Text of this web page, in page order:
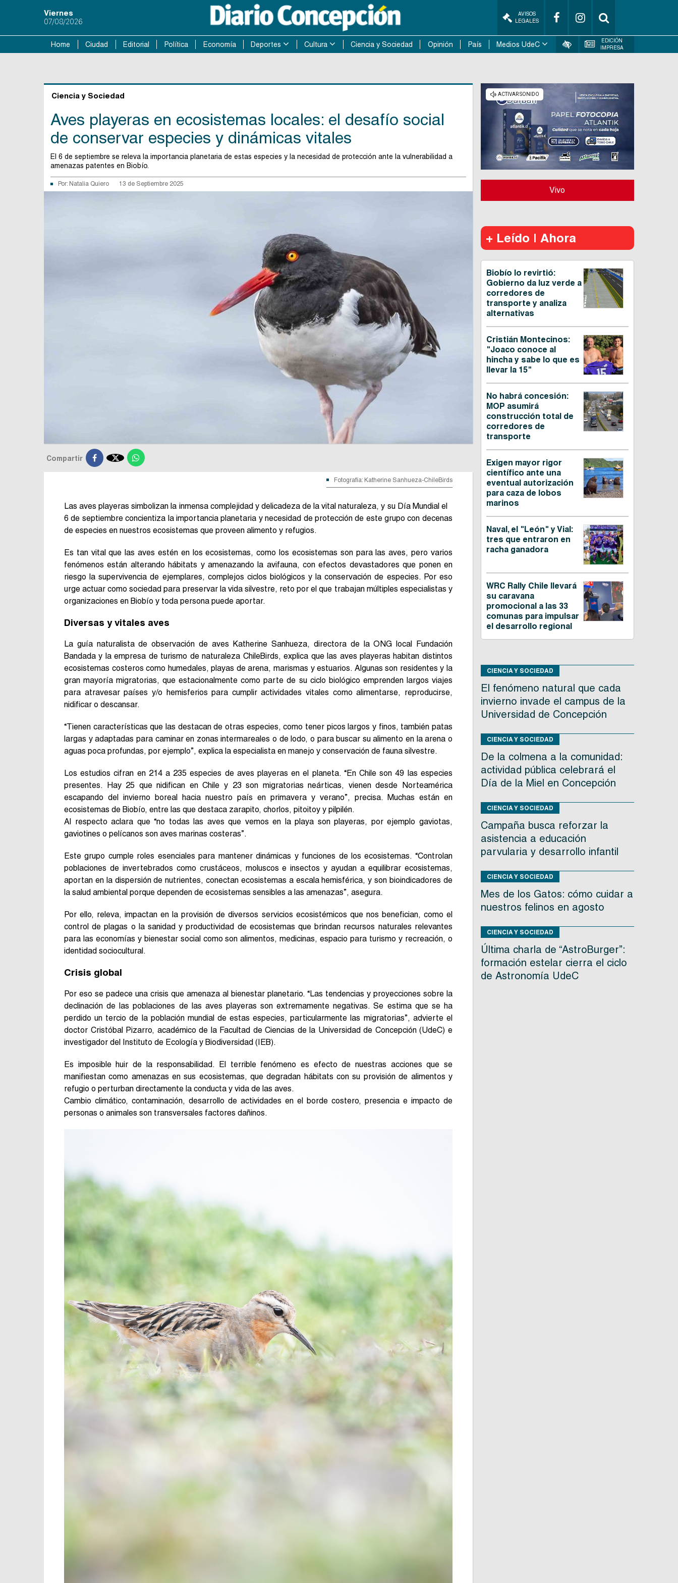
Viernes
07/08/2026
AVISOS
LEGALES
Home Ciudad Editorial Política Economía Deportes Cultura Ciencia y Sociedad Opinión País Medios UdeC
EDICIÓN
IMPRESA
Ciencia y Sociedad
Aves playeras en ecosistemas locales: el desafío social
de conservar especies y dinámicas vitales
El 6 de septiembre se releva la importancia planetaria de estas especies y la necesidad de protección ante la vulnerabilidad a
amenazas patentes en Biobío.
Por: Natalia Quiero 13 de Septiembre 2025
Compartir 
Fotografía: Katherine Sanhueza-ChileBirds
Las aves playeras simbolizan la inmensa complejidad y delicadeza de la vital naturaleza, y su Día Mundial el
6 de septiembre concientiza la importancia planetaria y necesidad de protección de este grupo con decenas
de especies en nuestros ecosistemas que proveen alimento y refugios.
Es tan vital que las aves estén en los ecosistemas, como los ecosistemas son para las aves, pero varios
fenómenos están alterando hábitats y amenazando la avifauna, con efectos devastadores que ponen en
riesgo la supervivencia de ejemplares, complejos ciclos biológicos y la conservación de especies. Por eso
urge actuar como sociedad para preservar la vida silvestre, reto por el que trabajan múltiples especialistas y
organizaciones en Biobío y toda persona puede aportar.
Diversas y vitales aves
La guía naturalista de observación de aves Katherine Sanhueza, directora de la ONG local Fundación
Bandada y la empresa de turismo de naturaleza ChileBirds, explica que las aves playeras habitan distintos
ecosistemas costeros como humedales, playas de arena, marismas y estuarios. Algunas son residentes y la
gran mayoría migratorias, que estacionalmente como parte de su ciclo biológico emprenden largos viajes
para atravesar países y/o hemisferios para cumplir actividades vitales como alimentarse, reproducirse,
nidificar o descansar.
“Tienen características que las destacan de otras especies, como tener picos largos y finos, también patas
largas y adaptadas para caminar en zonas intermareales o de lodo, o para buscar su alimento en la arena o
aguas poca profundas, por ejemplo”, explica la especialista en manejo y conservación de fauna silvestre.
Los estudios cifran en 214 a 235 especies de aves playeras en el planeta. “En Chile son 49 las especies
presentes. Hay 25 que nidifican en Chile y 23 son migratorias neárticas, vienen desde Norteamérica
escapando del invierno boreal hacia nuestro país en primavera y verano”, precisa. Muchas están en
ecosistemas de Biobío, entre las que destaca zarapito, chorlos, pitoitoy y pilpilén.
Al respecto aclara que “no todas las aves que vemos en la playa son playeras, por ejemplo gaviotas,
gaviotines o pelícanos son aves marinas costeras”.
Este grupo cumple roles esenciales para mantener dinámicas y funciones de los ecosistemas. “Controlan
poblaciones de invertebrados como crustáceos, moluscos e insectos y ayudan a equilibrar ecosistemas,
aportan en la dispersión de nutrientes, conectan ecosistemas a escala hemisférica, y son bioindicadores de
la salud ambiental porque dependen de ecosistemas sensibles a las amenazas”, asegura.
Por ello, releva, impactan en la provisión de diversos servicios ecosistémicos que nos benefician, como el
control de plagas o la sanidad y productividad de ecosistemas que brindan recursos naturales relevantes
para las economías y bienestar social como son alimentos, medicinas, espacio para turismo y recreación, o
identidad sociocultural.
Crisis global
Por eso se padece una crisis que amenaza al bienestar planetario. “Las tendencias y proyecciones sobre la
declinación de las poblaciones de las aves playeras son extremamente negativas. Se estima que se ha
perdido un tercio de la población mundial de estas especies, particularmente las migratorias”, advierte el
doctor Cristóbal Pizarro, académico de la Facultad de Ciencias de la Universidad de Concepción (UdeC) e
investigador del Instituto de Ecología y Biodiversidad (IEB).
Es imposible huir de la responsabilidad. El terrible fenómeno es efecto de nuestras acciones que se
manifiestan como amenazas en sus ecosistemas, que degradan hábitats con su provisión de alimentos y
refugio o perturban directamente la conducta y vida de las aves.
Cambio climático, contaminación, desarrollo de actividades en el borde costero, presencia e impacto de
personas o animales son transversales factores dañinos.
Vivo
+ Leído | Ahora
Biobío lo revirtió:
Gobierno da luz verde a
corredores de
transporte y analiza
alternativas
Cristián Montecinos:
"Joaco conoce al
hincha y sabe lo que es
llevar la 15"
No habrá concesión:
MOP asumirá
construcción total de
corredores de
transporte
Exigen mayor rigor
científico ante una
eventual autorización
para caza de lobos
marinos
Naval, el "León" y Vial:
tres que entraron en
racha ganadora
WRC Rally Chile llevará
su caravana
promocional a las 33
comunas para impulsar
el desarrollo regional
CIENCIA Y SOCIEDAD
El fenómeno natural que cada
invierno invade el campus de la
Universidad de Concepción
CIENCIA Y SOCIEDAD
De la colmena a la comunidad:
actividad pública celebrará el
Día de la Miel en Concepción
CIENCIA Y SOCIEDAD
Campaña busca reforzar la
asistencia a educación
parvularia y desarrollo infantil
CIENCIA Y SOCIEDAD
Mes de los Gatos: cómo cuidar a
nuestros felinos en agosto
CIENCIA Y SOCIEDAD
Última charla de “AstroBurger”:
formación estelar cierra el ciclo
de Astronomía UdeC